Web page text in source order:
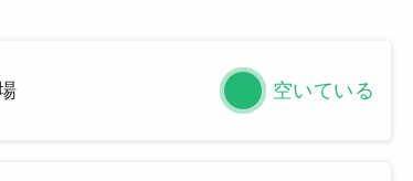
空いている